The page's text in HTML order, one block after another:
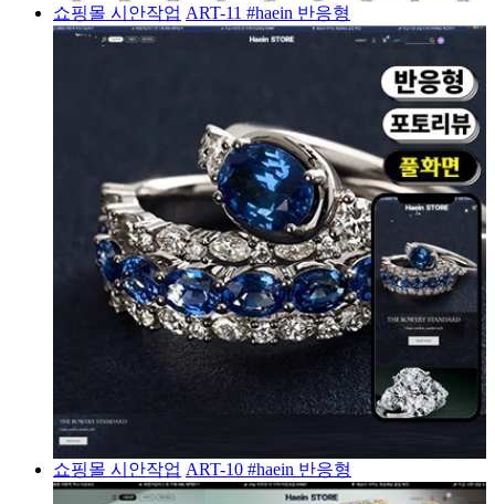
쇼핑몰 시안작업 ART-11 #haein 반응형
쇼핑몰 시안작업 ART-10 #haein 반응형